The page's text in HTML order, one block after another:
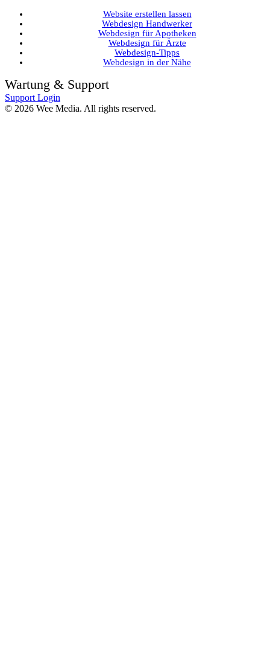
Website erstellen lassen
Webdesign Handwerker
Webdesign für Apotheken
Webdesign für Ärzte
Webdesign-Tipps
Webdesign in der Nähe
Wartung & Support
Support Login
© 2026 Wee Media. All rights reserved.